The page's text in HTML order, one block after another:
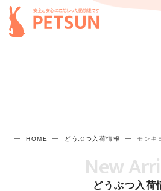
HOME どうぶつ入荷情報 モンキ
New
どうぶつ入荷